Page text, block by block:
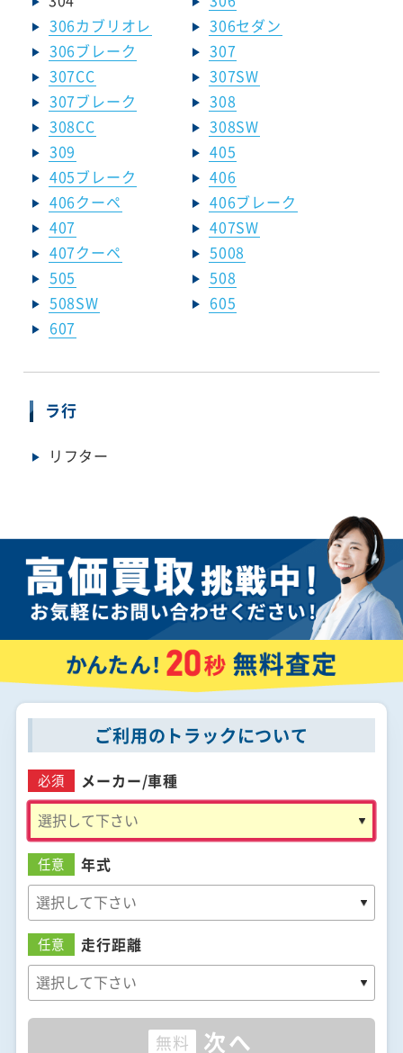
306カブリオレ
306セダン
306ブレーク
307
307CC
307SW
307ブレーク
308
308CC
308SW
309
405
405ブレーク
406
406クーペ
406ブレーク
407
407SW
407クーペ
5008
505
508
508SW
605
607
ラ行
リフター
ご利用のトラックについて
必須 メーカー/車種
任意 年式
任意 走行距離
無料 次へ